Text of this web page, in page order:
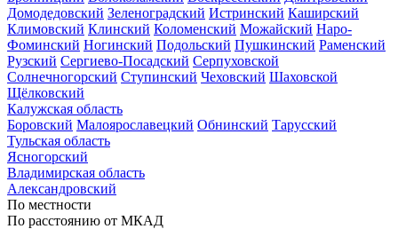
Домодедовский Зеленоградский Истринский Каширский
Климовский Клинский Коломенский Можайский Наро-
Фоминский Ногинский Подольский Пушкинский Раменский
Рузский Сергиево-Посадский Серпуховской
Солнечногорский Ступинский Чеховский Шаховской
Щёлковский
Калужская область
Боровский Малоярославецкий Обнинский Тарусский
Тульская область
Ясногорский
Владимирская область
Александровский
По местности
По расстоянию от МКАД